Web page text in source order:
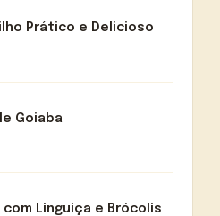
Prático e Delicioso
Goiaba
com Linguiça e Brócolis